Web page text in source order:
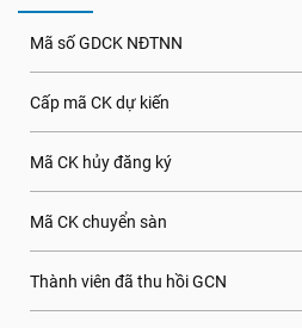
Mã số GDCK NĐTNN
Cấp mã CK dự kiến
Mã CK hủy đăng ký
Mã CK chuyển sàn
Thành viên đã thu hồi GCN